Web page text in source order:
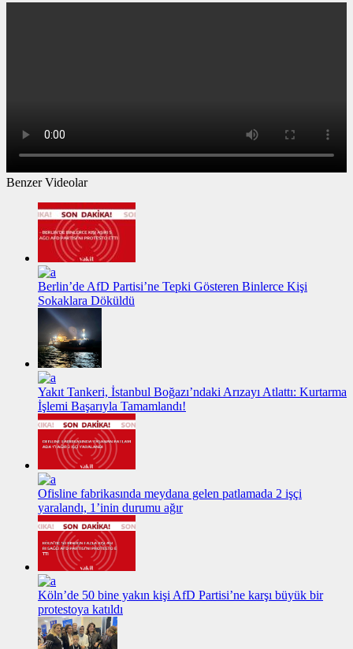
Benzer Videolar
Berlin’de AfD Partisi’ne Tepki Gösteren Binlerce Kişi
Sokaklara Döküldü
Yakıt Tankeri, İstanbul Boğazı’ndaki Arızayı Atlattı: Kurtarma
İşlemi Başarıyla Tamamlandı!
Ofisline fabrikasında meydana gelen patlamada 2 işçi
yaralandı, 1’inin durumu ağır
Köln’de 50 bine yakın kişi AfD Partisi’ne karşı büyük bir
protestoya katıldı